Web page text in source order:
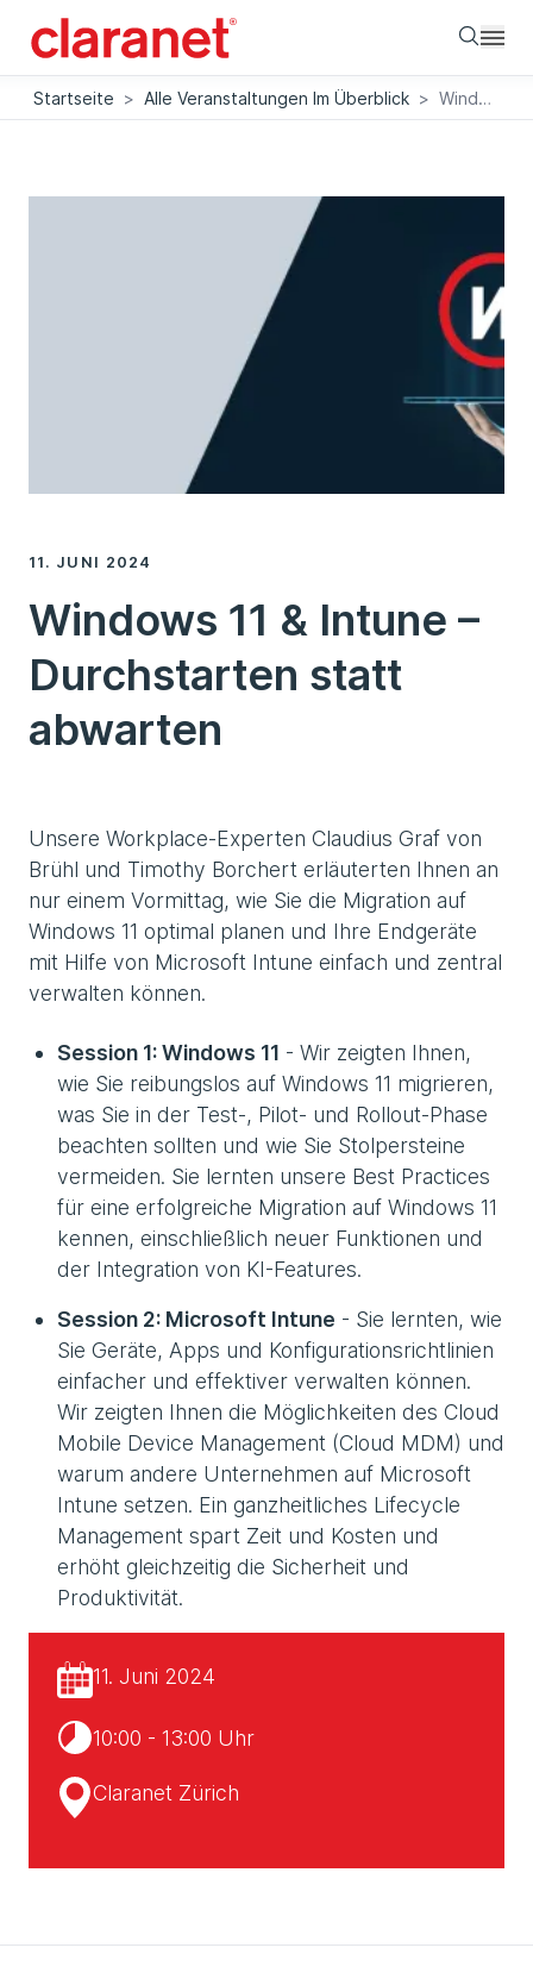
Startseite > Alle Veranstaltungen Im Überblick > Windows 11 & Intune – Durchstarten statt abwarten
11. JUNI 2024
Windows 11 & Intune –
Durchstarten statt
abwarten
Unsere Workplace-Experten Claudius Graf von
Brühl und Timothy Borchert erläuterten Ihnen an
nur einem Vormittag, wie Sie die Migration auf
Windows 11 optimal planen und Ihre Endgeräte
mit Hilfe von Microsoft Intune einfach und zentral
verwalten können.
Session 1: Windows 11 - Wir zeigten Ihnen,
wie Sie reibungslos auf Windows 11 migrieren,
was Sie in der Test-, Pilot- und Rollout-Phase
beachten sollten und wie Sie Stolpersteine
vermeiden. Sie lernten unsere Best Practices
für eine erfolgreiche Migration auf Windows 11
kennen, einschließlich neuer Funktionen und
der Integration von KI-Features.
Session 2: Microsoft Intune - Sie lernten, wie
Sie Geräte, Apps und Konfigurationsrichtlinien
einfacher und effektiver verwalten können.
Wir zeigten Ihnen die Möglichkeiten des Cloud
Mobile Device Management (Cloud MDM) und
warum andere Unternehmen auf Microsoft
Intune setzen. Ein ganzheitliches Lifecycle
Management spart Zeit und Kosten und
erhöht gleichzeitig die Sicherheit und
Produktivität.
11. Juni 2024
10:00 - 13:00 Uhr
Claranet Zürich